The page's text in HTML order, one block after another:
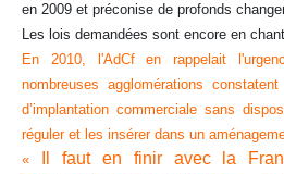
en 2009 et préconise de profonds
Les lois demandées sont encore en
En 2010, l'AdCf en rappelait
nombreuses agglomérations
d’implantation commerciale sans
réguler et les insérer dans un
« Il faut en finir avec la